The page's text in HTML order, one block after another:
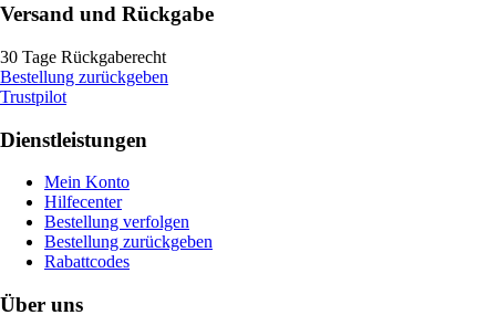
Versand und Rückgabe
30 Tage Rückgaberecht
Bestellung zurückgeben
Trustpilot
Dienstleistungen
Mein Konto
Hilfecenter
Bestellung verfolgen
Bestellung zurückgeben
Rabattcodes
Über uns